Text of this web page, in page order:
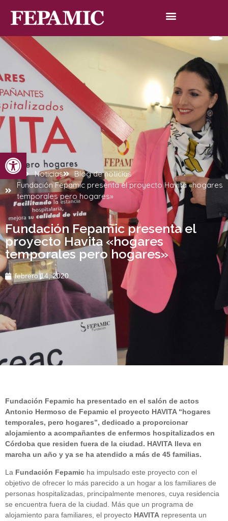
Abrir barra de herramientas
Inicio Noticias
Blog de noticias
Fundación Fepamic presenta el proyecto Havita «hogares
temporales pero hogares»
Fundación Fepamic presenta el
proyecto Havita «hogares
temporales pero hogares»
febrero 14, 2020
Fundación Fepamic ha presentado en el salón de actos
Antonio Hermoso de Fepamic el proyecto HAVITA“hogares
temporales, pero hogares”, dedicado a proporcionar
alojamiento a acompañantes de enfermos hospitalizados en
Córdoba que residen fuera de la ciudad. HAVITA lleva en
marcha un año y ya se ha atendido a más de 45 familias.
La Fundación Fepamic ha impulsado este proyecto con el
objetivo de ofrecer lo más parecido a un hogar a los familiares de
personas hospitalizadas, principalmente menores, cuya residencia
se encuentra fuera de la ciudad. Más que un programa de
alojamiento para familiares, el proyecto HAVITA representa un